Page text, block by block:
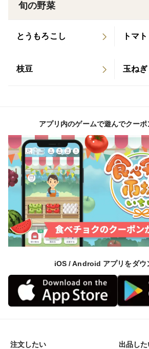
旬の野菜
とうもろこし トマト
枝豆 玉ねぎ
アプリ内のゲームで遊んでクーポ
iOS / Android アプリをダウ
注文したい 出品した